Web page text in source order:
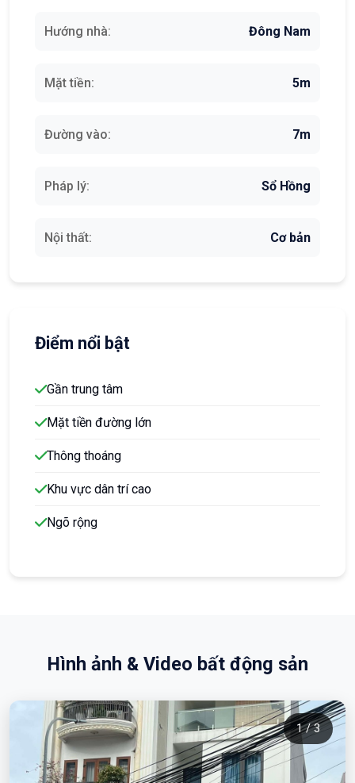
Hướng nhà: Đông Nam
Mặt tiền: 5m
Đường vào: 7m
Pháp lý: Sổ Hồng
Nội thất: Cơ bản
Điểm nổi bật
Gần trung tâm
Mặt tiền đường lớn
Thông thoáng
Khu vực dân trí cao
Ngõ rộng
Hình ảnh & Video bất động sản
1 / 3